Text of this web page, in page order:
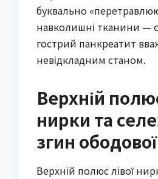
буквально
навколишні тканини —
гострий панкреатит
невідкладним станом.
Верхній
нирки та
згин
Верхній полюс лівої